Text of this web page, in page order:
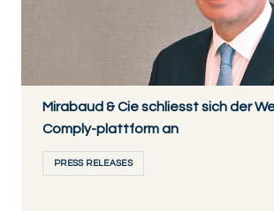
Mirabaud & Cie schliesst sich der
Comply-plattform an
PRESS RELEASES